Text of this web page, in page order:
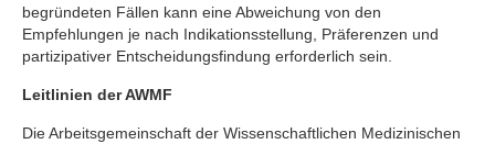
begründeten Fällen kann eine Abweichung von den
Empfehlungen je nach Indikationsstellung, Präferenzen und
partizipativer Entscheidungsfindung erforderlich sein.
Leitlinien der AWMF
Die Arbeitsgemeinschaft der Wissenschaftlichen Medizinischen